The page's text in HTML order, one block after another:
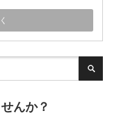
んか？